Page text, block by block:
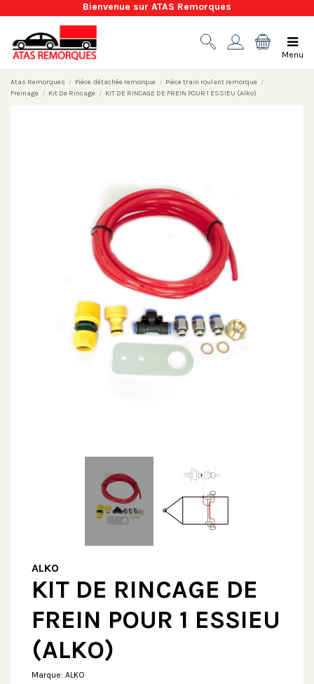
Bienvenue sur ATAS Remorques
Menu
Atas Remorques Pièce détachée remorque
Pièce train roulant remorque
Freinage
Kit De Rincage KIT DE RINCAGE DE FREIN POUR 1 ESSIEU (Alko)
ALKO
KIT DE RINCAGE DE
FREIN POUR 1 ESSIEU
(ALKO)
Marque: ALKO